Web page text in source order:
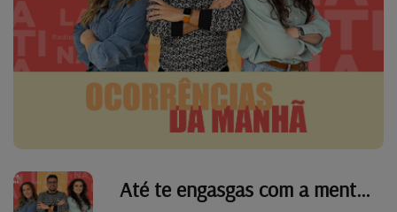
Até te engasgas com a mentira!